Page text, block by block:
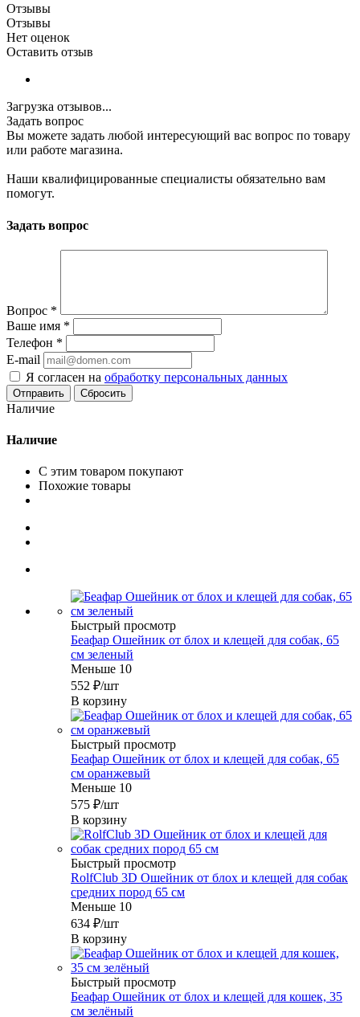
Отзывы
Отзывы
Нет оценок
Оставить отзыв
Загрузка отзывов...
Задать вопрос
Вы можете задать любой интересующий вас вопрос по товару
или работе магазина.
Наши квалифицированные специалисты обязательно вам
помогут.
Задать вопрос
Вопрос *
Ваше имя *
Телефон *
E-mail
Я согласен на обработку персональных данных
Сбросить
Наличие
Наличие
С этим товаром покупают
Похожие товары
Быстрый просмотр
Беафар Ошейник от блох и клещей для собак, 65
см зеленый
Меньше 10
552 ₽/шт
В корзину
Быстрый просмотр
Беафар Ошейник от блох и клещей для собак, 65
см оранжевый
Меньше 10
575 ₽/шт
В корзину
Быстрый просмотр
RolfClub 3D Ошейник от блох и клещей для собак
средних пород 65 см
Меньше 10
634 ₽/шт
В корзину
Быстрый просмотр
Беафар Ошейник от блох и клещей для кошек, 35
см зелёный